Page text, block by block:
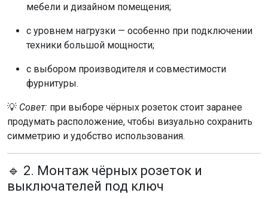
мебели и дизайном помещения;
с уровнем нагрузки — особенно при подключении
техники большой мощности;
с выбором производителя и совместимости
фурнитуры.
💡 Совет: при выборе чёрных розеток стоит заранее
продумать расположение, чтобы визуально сохранить
симметрию и удобство использования.
🔹 2. Монтаж чёрных розеток и
выключателей под ключ